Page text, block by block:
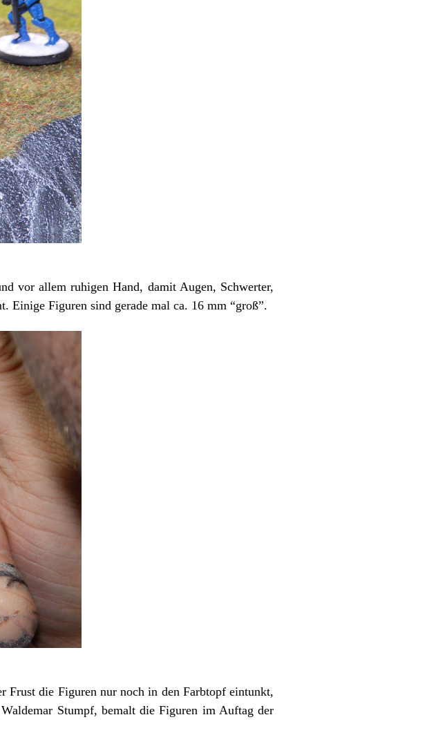
vor allem ruhigen Hand, damit Augen, Schwerter,
Einige Figuren sind gerade mal ca. 16 mm “groß”.
Frust die Figuren nur noch in den Farbtopf eintunkt,
Stumpf, bemalt die Figuren im Auftag der